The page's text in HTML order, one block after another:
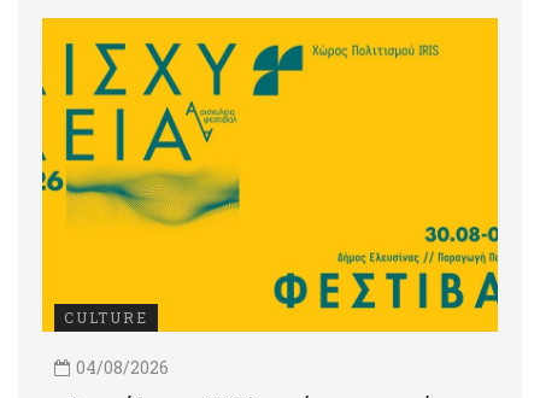
CULTURE
04/08/2026